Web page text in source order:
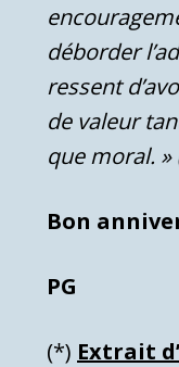
déborder
ressent
de valeur
que moral. »
Bon
PG
(*) Extrait